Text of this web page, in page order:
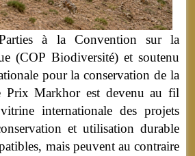
à la Convention sur la
(COP Biodiversité) et soutenu
pour la conservation de la
Prix Markhor est devenu au fil
internationale des projets
et utilisation durable
mais peuvent au contraire